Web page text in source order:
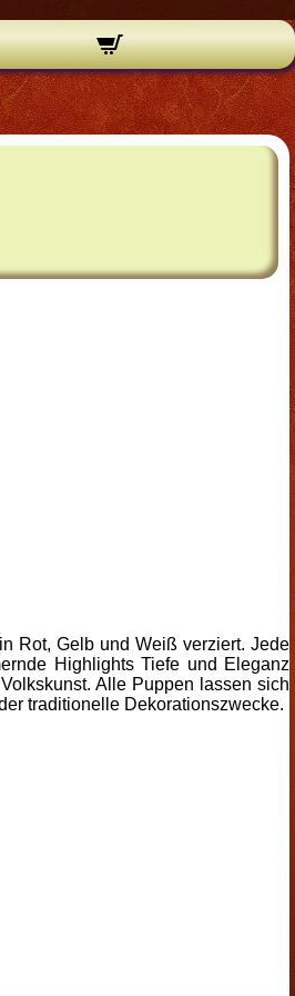
Rot, Gelb und Weiß verziert. Jede
Highlights Tiefe und Eleganz
Alle Puppen lassen sich
traditionelle Dekorationszwecke.